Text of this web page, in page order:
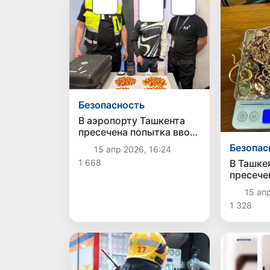
Безопасность
В аэропорту Ташкента
пресечена попытка ввоза
синтетических
наркотиков под видом
спортивных добавок
15 апр 2026, 16:24
1 668
В
сумму
сумов
15
1 328